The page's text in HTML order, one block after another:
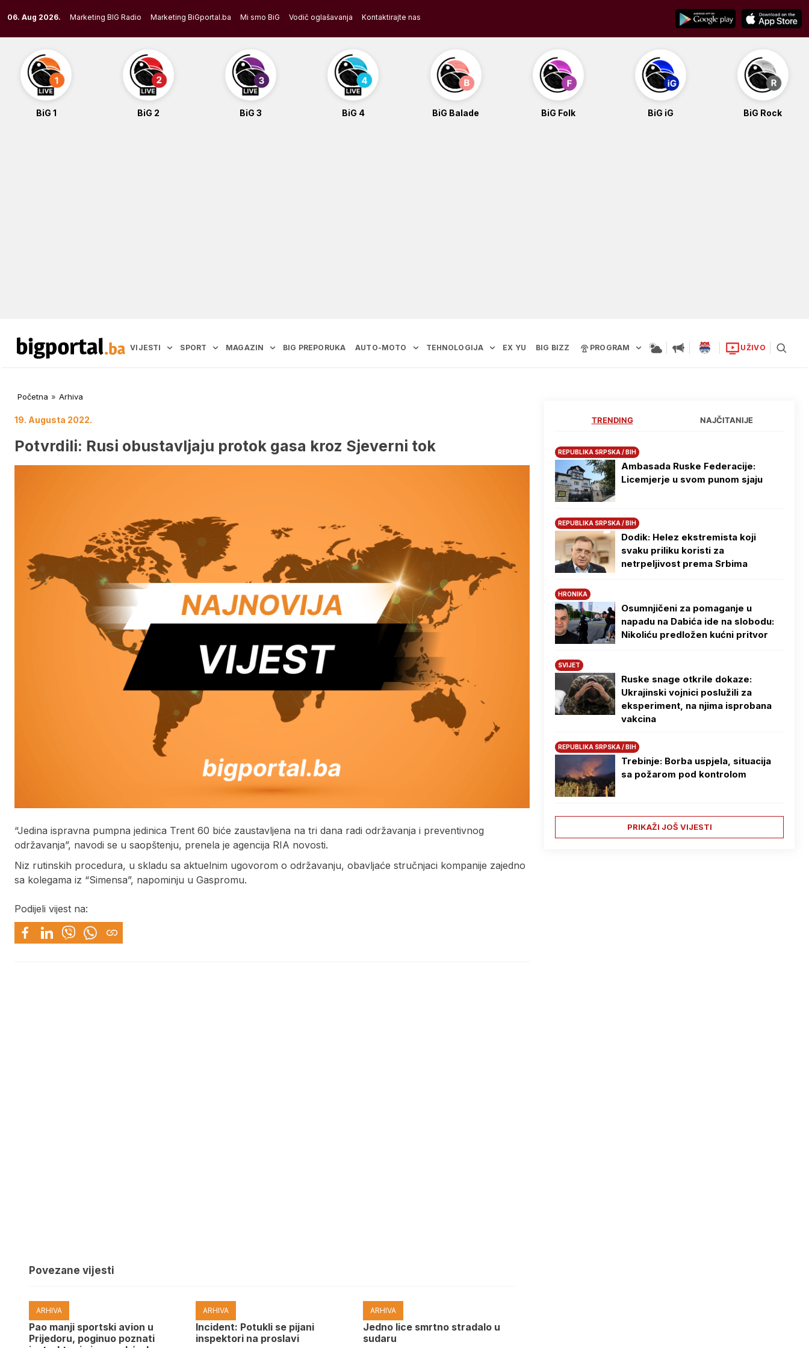
to
content
06. Aug 2026. Marketing BIG Radio Marketing BiGportal.ba Mi smo BiG Vodič oglašavanja Kontaktirajte nas
BiG 1 BiG 2 BiG 3 BiG 4 BiG Balade BiG Folk BiG iG BiG Rock
VIJESTI SPORT MAGAZIN BIG PREPORUKA AUTO-MOTO TEHNOLOGIJA EX YU BIG BIZZ PROGRAM UŽIVO
Početna » Arhiva
19. Augusta 2022.
Potvrdili: Rusi obustavljaju protok gasa kroz Sjeverni tok
“Jedina ispravna pumpna jedinica Trent 60 biće zaustavljena na tri dana radi održavanja i preventivnog
održavanja”, navodi se u saopštenju, prenela je agencija RIA novosti.
Niz rutinskih procedura, u skladu sa aktuelnim ugovorom o održavanju, obavljaće stručnjaci kompanije zajedno
sa kolegama iz “Simensa”, napominju u Gaspromu.
Podijeli vijest na:
Povezane vijesti
ARHIVA
Pao manji sportski avion u
Prijedoru, poginuo poznati
ARHIVA
Incident: Potukli se pijani
inspektori na proslavi
ARHIVA
Јedno lice smrtno stradalo u
sudaru
TRENDING NAJČITANIJE
REPUBLIKA SRPSKA / BIH
Ambasada Ruske Federacije:
Licemjerje u svom punom sjaju
REPUBLIKA SRPSKA / BIH
Dodik: Helez ekstremista koji
svaku priliku koristi za
netrpeljivost prema Srbima
HRONIKA
Osumnjičeni za pomaganje u
napadu na Dabića ide na slobodu:
Nikoliću predložen kućni pritvor
SVIJET
Ruske snage otkrile dokaze:
Ukrajinski vojnici poslužili za
eksperiment, na njima isprobana
vakcina
REPUBLIKA SRPSKA / BIH
Trebinje: Borba uspjela, situacija
sa požarom pod kontrolom
PRIKAŽI JOŠ VIJESTI